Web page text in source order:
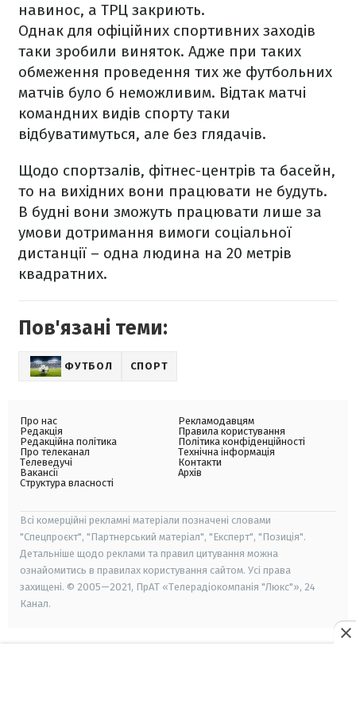
навинос, а ТРЦ закриють.
Однак для офіційних спортивних заходів
таки зробили виняток. Адже при таких
обмеження проведення тих же футбольних
матчів було б неможливим. Відтак матчі
командних видів спорту таки
відбуватимуться, але без глядачів.
Щодо спортзалів, фітнес-центрів та басейн,
то на вихідних вони працювати не будуть.
В будні вони зможуть працювати лише за
умови дотримання вимоги соціальної
дистанції – одна людина на 20 метрів
квадратних.
Пов'язані теми:
ФУТБОЛ СПОРТ
Про нас
Редакція
Редакційна політика
Про телеканал
Телеведучі
Вакансії
Структура власності
Рекламодавцям
Правила користування
Політика конфіденційності
Технічна інформація
Контакти
Архів
Всі комерційні рекламні матеріали позначені словами
"Спецпроєкт", "Партнерський матеріал", "Експерт", "Позиція".
Детальніше щодо реклами та правил цитування можна
ознайомитись в правилах користування сайтом. Усі права
захищені. © 2005—2021, ПрАТ «Телерадіокомпанія "Люкс"», 24
Канал.